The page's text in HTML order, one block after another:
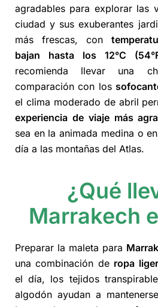
agradables para explorar las
ciudad y sus exuberantes
más frescas, con
bajan hasta los 12°C
recomienda llevar una
comparación con los
el clima moderado de abril
experiencia de viaje más
sea en la animada medina o
día a las montañas del Atlas.
¿Qué
Marrakech
Preparar la maleta para
una combinación de ropa
el día, los tejidos
algodón ayudan a